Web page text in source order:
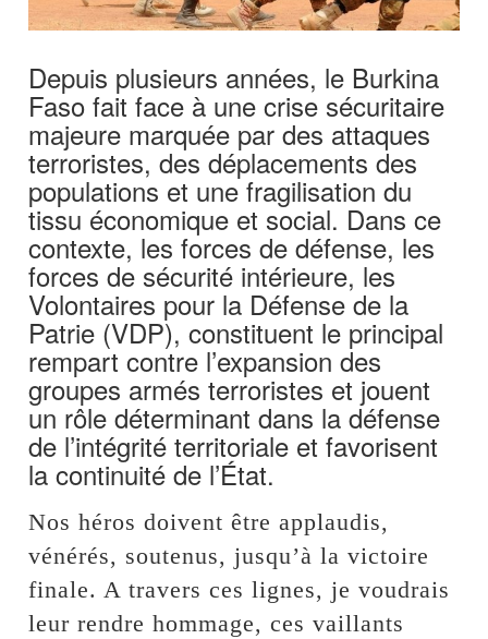
Depuis plusieurs années, le Burkina
Faso fait face à une crise sécuritaire
majeure marquée par des attaques
terroristes, des déplacements des
populations et une fragilisation du
tissu économique et social. Dans ce
contexte, les forces de défense, les
forces de sécurité intérieure, les
Volontaires pour la Défense de la
Patrie (VDP), constituent le principal
rempart contre l’expansion des
groupes armés terroristes et jouent
un rôle déterminant dans la défense
de l’intégrité territoriale et favorisent
la continuité de l’État.
Nos héros doivent être applaudis,
vénérés, soutenus, jusqu’à la victoire
finale. A travers ces lignes, je voudrais
leur rendre hommage, ces vaillants